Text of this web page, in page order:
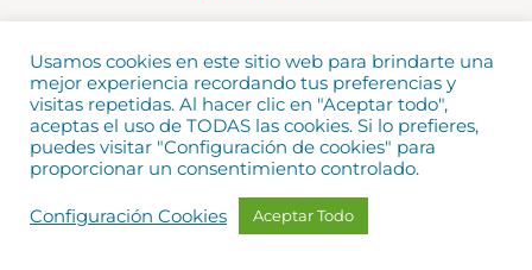
QUIERO SABER TODOS LOS SECRETOS
VOLVER A EXPERIENCIAR
Usamos cookies en este sitio web para brindarte una
mejor experiencia recordando tus preferencias y
visitas repetidas. Al hacer clic en "Aceptar todo",
aceptas el uso de TODAS las cookies. Si lo prefieres,
puedes visitar "Configuración de cookies" para
proporcionar un consentimiento controlado.
Configuración Cookies Aceptar Todo